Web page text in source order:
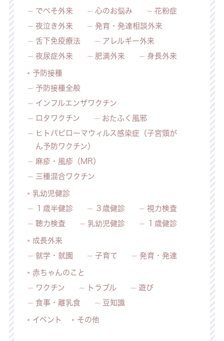
でべそ外来
心のお悩み
花粉症
夜泣き外来
発育・発達相談外来
舌下免疫療法
アレルギー外来
夜尿症外来
肥満外来 身長外来
予防接種
予防接種全般
インフルエンザワクチン
ロタワクチン
おたふく風邪
ヒトパピローマウィルス感染症（子宮頸が
ん予防ワクチン）
麻疹・風疹（MR）
三種混合ワクチン
乳幼児健診
１歳半健診
３歳健診
視力検査
聴力検査
乳幼児健診 １歳健診
成長外来
就学・就園
子育て 発育・発達
赤ちゃんのこと
ワクチン
トラブル
遊び
食事・離乳食
豆知識
イベント その他